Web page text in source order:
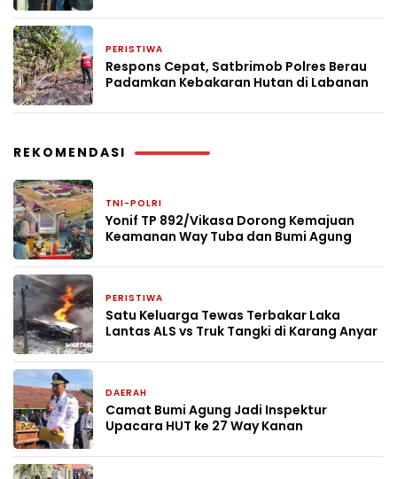
PERISTIWA
Respons Cepat, Satbrimob Polres Berau
Padamkan Kebakaran Hutan di Labanan
REKOMENDASI
TNI-POLRI
Yonif TP 892/Vikasa Dorong Kemajuan
Keamanan Way Tuba dan Bumi Agung
PERISTIWA
Satu Keluarga Tewas Terbakar Laka
Lantas ALS vs Truk Tangki di Karang Anyar
DAERAH
Camat Bumi Agung Jadi Inspektur
Upacara HUT ke 27 Way Kanan